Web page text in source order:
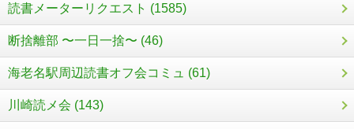
読書メーターリクエスト (1585)
断捨離部 〜一日一捨〜 (46)
海老名駅周辺読書オフ会コミュ (61)
川崎読メ会 (143)